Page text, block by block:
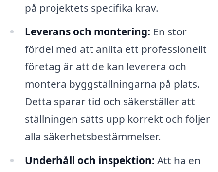
på projektets specifika krav.
Leverans och montering: En stor
fördel med att anlita ett professionellt
företag är att de kan leverera och
montera byggställningarna på plats.
Detta sparar tid och säkerställer att
ställningen sätts upp korrekt och följer
alla säkerhetsbestämmelser.
Underhåll och inspektion: Att ha en